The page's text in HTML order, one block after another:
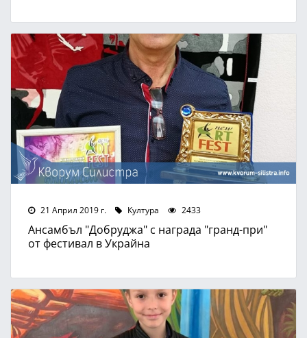
21 Април 2019 г. Култура 2433
Ансамбъл "Добруджа" с награда "гранд-при"
от фестивал в Украйна